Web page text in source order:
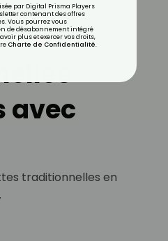
avec
traditionnelles en
par Digital Prisma Players
contenant des offres
Vous pourrez vous
de désabonnement intégré
plus et exercer vos droits,
Charte de Confidentialité.